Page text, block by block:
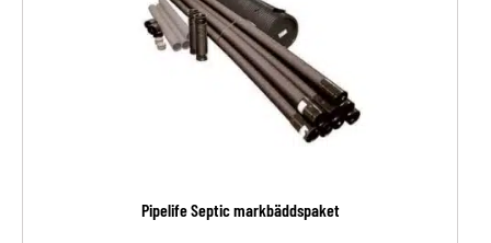
Pipelife Septic markbäddspaket